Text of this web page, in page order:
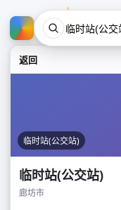
返回
临时站(公交站)
临时站(公交站)
廊坊市